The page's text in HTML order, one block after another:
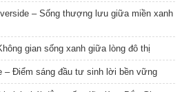
– Sống thượng lưu giữa miền xanh
gian sống xanh giữa lòng đô thị
– Điểm sáng đầu tư sinh lời bền vững